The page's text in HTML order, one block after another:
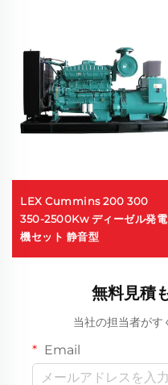
LEX Cummins 200 300
350-2500Kw ディーゼル発電
機セット 静音型
無料見積
当社の担当者がす
Email